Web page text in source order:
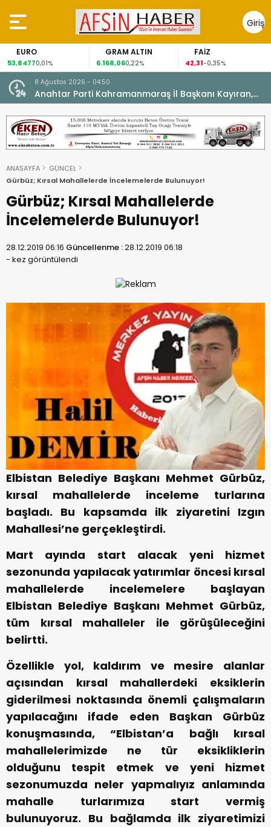
Giriş
Yap
0,01%
GRAM ALTIN
6.168,060,22%
FAİZ
42,31-0,35%
8 Ağustos 2026 - 04:50
Anahtar Parti Kahramanmaraş İl Başkanı Kayıran,
Afşin Teşkilatı ile buluştu.
ANASAYFA
GÜNCEL
Gürbüz; Kırsal Mahallelerde İncelemelerde Bulunuyor!
Gürbüz; Kırsal Mahallelerde
İncelemelerde Bulunuyor!
28.12.2019 06:16 Güncellenme :28.12.2019 06:18
- kez görüntülendi
Elbistan Belediye Başkanı Mehmet Gürbüz,
kırsal mahallelerde inceleme turlarına
başladı. Bu kapsamda ilk ziyaretini Izgın
Mahallesi’ne gerçekleştirdi.
Mart ayında start alacak yeni hizmet
sezonunda yapılacak yatırımlar öncesi kırsal
mahallelerde incelemelere başlayan
Elbistan Belediye Başkanı Mehmet Gürbüz,
tüm kırsal mahalleler ile görüşüleceğini
belirtti.
Özellikle yol, kaldırım ve mesire alanlar
açısından kırsal mahallerdeki eksiklerin
giderilmesi noktasında önemli çalışmaların
yapılacağını ifade eden Başkan Gürbüz
konuşmasında, “Elbistan’a bağlı kırsal
mahallelerimizde ne tür eksikliklerin
olduğunu tespit etmek ve yeni hizmet
sezonumuzda neler yapmalıyız anlamında
mahalle turlarımıza start vermiş
bulunuyoruz. Bu bağlamda ilk ziyaretimizi